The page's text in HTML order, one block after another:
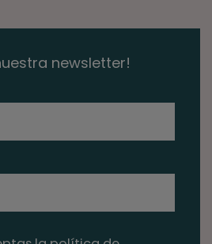
newsletter!